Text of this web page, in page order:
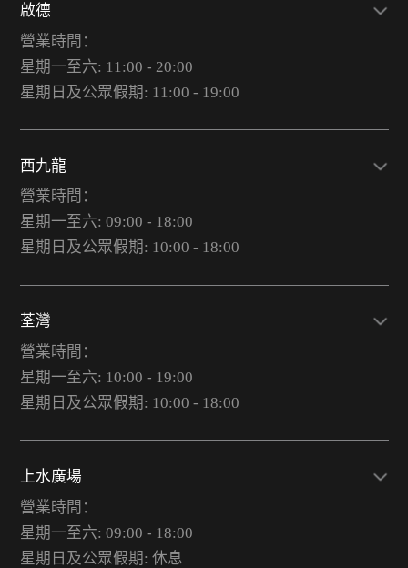
啟德
營業時間：
星期一至六: 11:00 - 20:00
星期日及公眾假期: 11:00 - 19:00
西九龍
營業時間：
星期一至六: 09:00 - 18:00
星期日及公眾假期: 10:00 - 18:00
荃灣
營業時間：
星期一至六: 10:00 - 19:00
星期日及公眾假期: 10:00 - 18:00
上水廣場
營業時間：
星期一至六: 09:00 - 18:00
星期日及公眾假期: 休息